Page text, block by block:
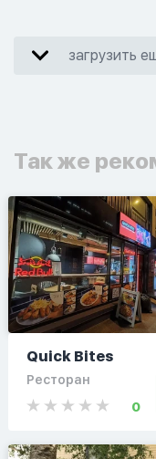
загрузить
Так же
Quick Bites
Ресторан
0